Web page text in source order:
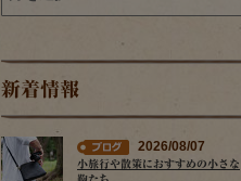
新着情報
2026/08/07
小旅行や散策におすすめの小さな